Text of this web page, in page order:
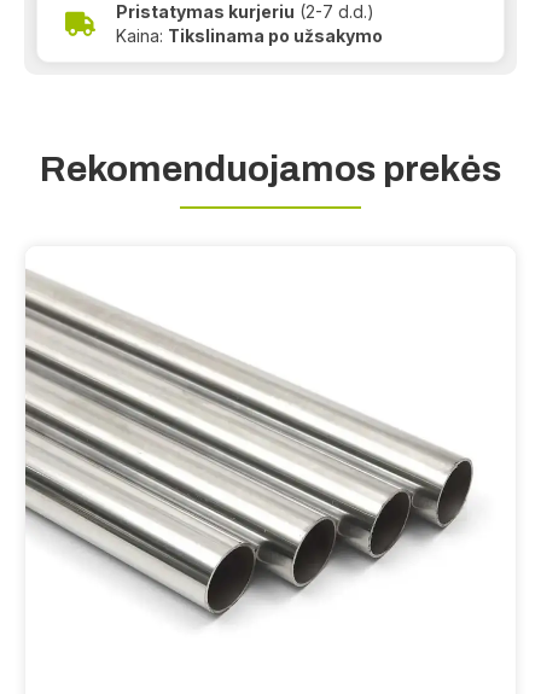
Pristatymas kurjeriu (2-7 d.d.)
Kaina: Tikslinama po užsakymo
Rekomenduojamos prekės